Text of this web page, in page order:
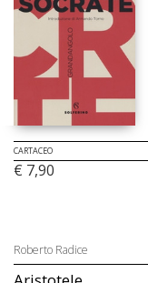
CARTACEO
€ 7,90
Roberto Radice